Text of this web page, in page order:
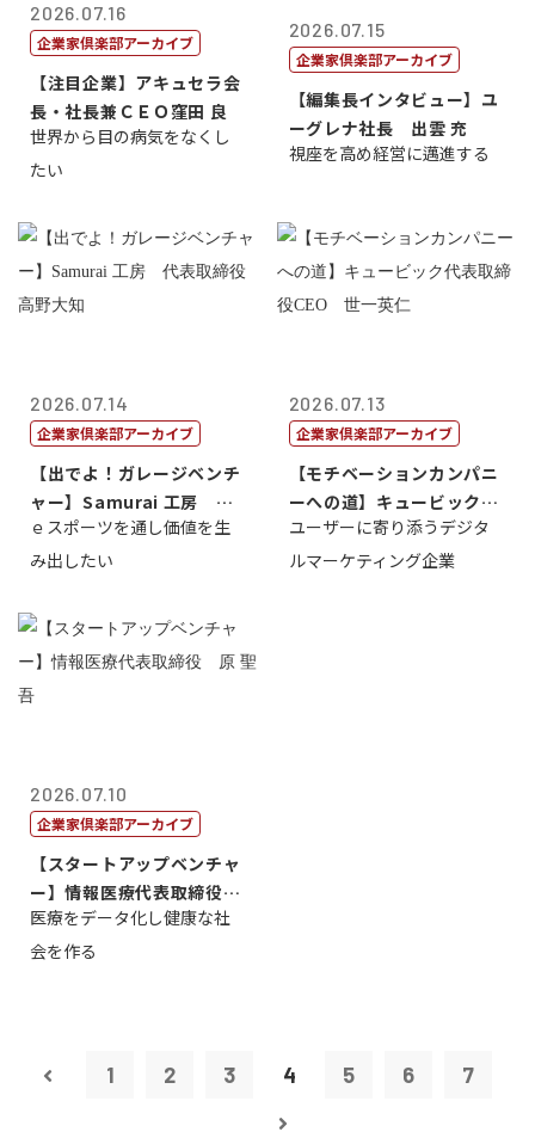
2026.07.16
企業家倶楽部アーカイブ
【注目企業】アキュセラ会
長・社長兼ＣＥＯ窪田 良
世界から目の病気をなくし
たい
2026.07.15
企業家倶楽部アーカイブ
【編集長インタビュー】ユ
ーグレナ社長 出雲 充
視座を高め経営に邁進する
2026.07.14
企業家倶楽部アーカイブ
【出でよ！ガレージベンチ
ャー】Samurai 工房 代
表取締...
ｅスポーツを通し価値を生
み出したい
2026.07.13
企業家倶楽部アーカイブ
【モチベーションカンパニ
ーへの道】キュービック代
表取締役CE...
ユーザーに寄り添うデジタ
ルマーケティング企業
2026.07.10
企業家倶楽部アーカイブ
【スタートアップベンチャ
ー】情報医療代表取締役
原 聖吾
医療をデータ化し健康な社
会を作る
1 2 3 4 5 6 7